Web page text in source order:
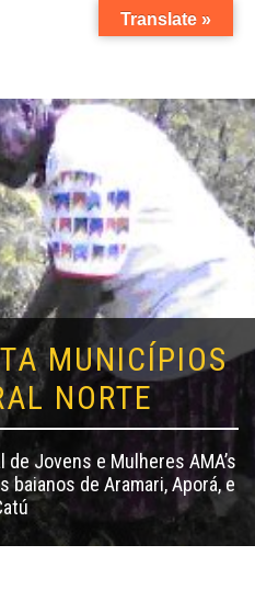
MUNICÍPIOS
NORTE
Jovens e Mulheres AMA’s
de Aramari, Aporá, e
Translate »